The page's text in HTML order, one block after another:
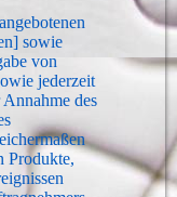
sowie
von
jederzeit
des
Produkte,